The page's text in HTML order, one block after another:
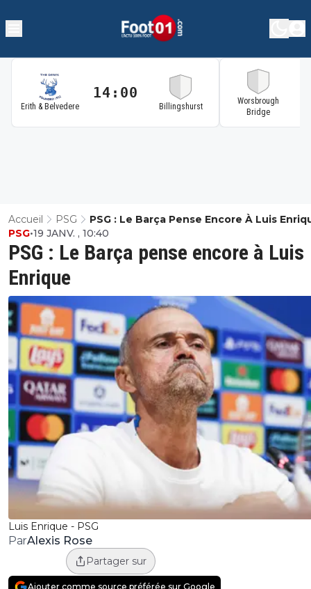
Erith & Belvedere
14:00
Billingshurst
Worsbrough
Bridge
Accueil PSG PSG : Le Barça Pense Encore À Luis
Luis Enrique - PSG
PSG : Le Barça pense encore à Luis
Enrique
PSG•19 JANV. , 10:40
ParAlexis Rose
Partager sur
Ajouter comme source préférée sur Google